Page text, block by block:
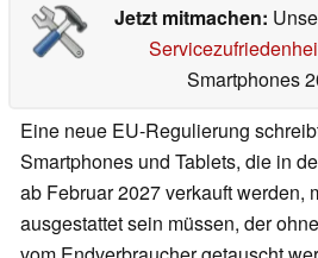
Jetzt mitmachen:
Smartphones
Eine neue EU-Regulierung
Smartphones und Tablets, die in
ab Februar 2027 verkauft werden,
ausgestattet sein müssen, der